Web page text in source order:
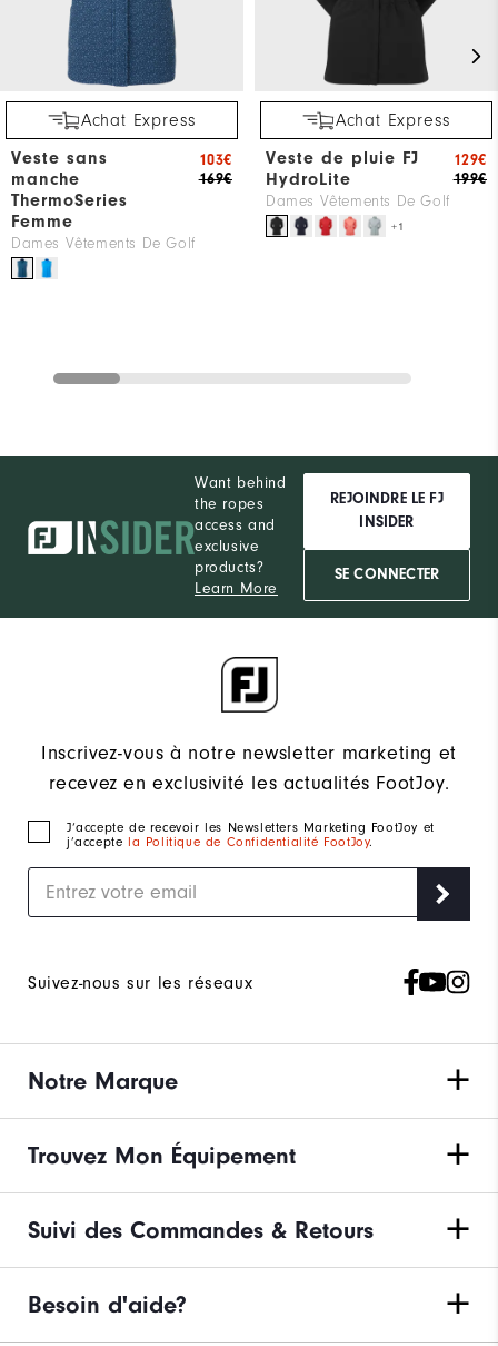
Achat Express
Veste sans
manche
ThermoSeries
Femme
Dames Vêtements De Golf
169€
103€
Achat Express
Veste de pluie FJ
HydroLite
Dames Vêtements De Golf
+1
199€
129€
Want behind
the ropes
access and
exclusive
products?
Learn More
REJOINDRE LE FJ
INSIDER
SE CONNECTER
Inscrivez-vous à notre newsletter marketing et
recevez en exclusivité les actualités FootJoy.
J‘accepte de recevoir les Newsletters Marketing FootJoy et
j’accepte
la Politique de Confidentialité FootJoy.
Suivez-nous sur les réseaux
Notre Marque
Trouvez Mon Équipement
Suivi des Commandes & Retours
Besoin d'aide?